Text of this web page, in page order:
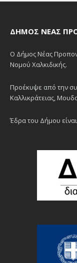
ΔΉΜΟΣ ΝΈΑΣ
Ο Δήμος Νέας
Νομού Χαλκιδικής.
Προέκυψε από την
Καλλικράτειας,
Έδρα του Δήμου